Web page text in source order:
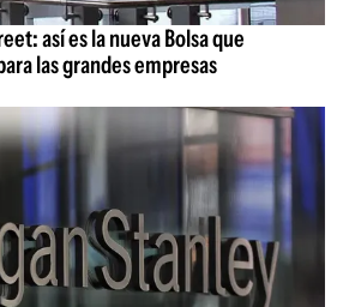
así es la nueva Bolsa que
las grandes empresas